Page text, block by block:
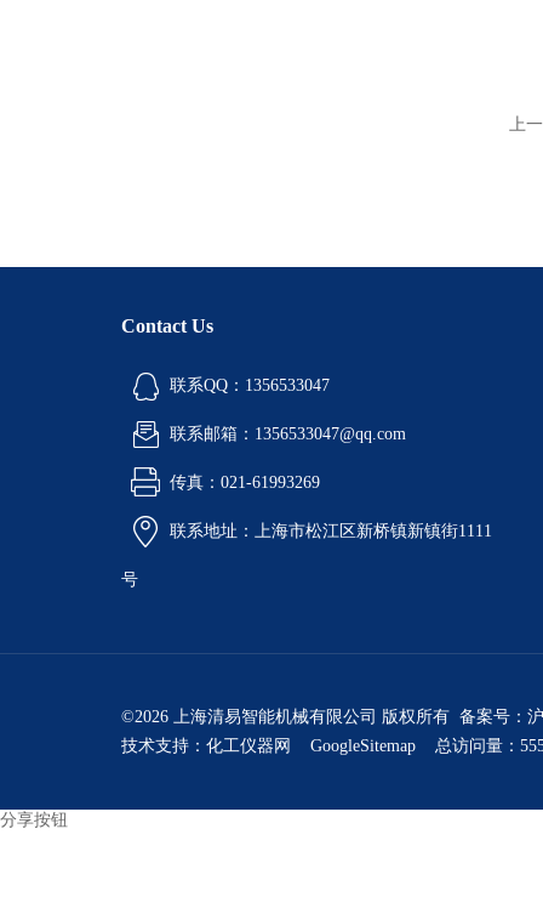
上
Contact Us
联系QQ：1356533047
联系邮箱：1356533047@qq.com
传真：021-61993269
联系地址：上海市松江区新桥镇新镇街1111
号
©2026 上海清易智能机械有限公司 版权所有 备案号：
技术支持： 化工仪器网 GoogleSitemap 总访问量：
分享按钮